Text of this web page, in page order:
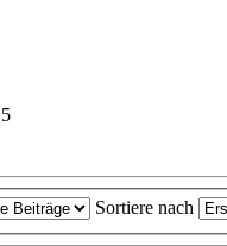
Sortiere nach